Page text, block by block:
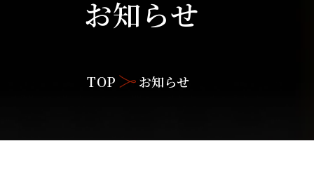
お知らせ
TOP お知らせ